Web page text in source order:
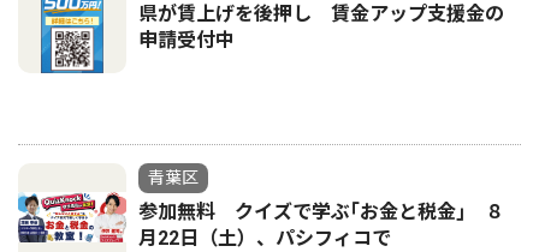
県が賃上げを後押し 賃金アップ支援金の
申請受付中
青葉区
参加無料 クイズで学ぶ｢お金と税金｣ ８
月22日（土）、パシフィコで